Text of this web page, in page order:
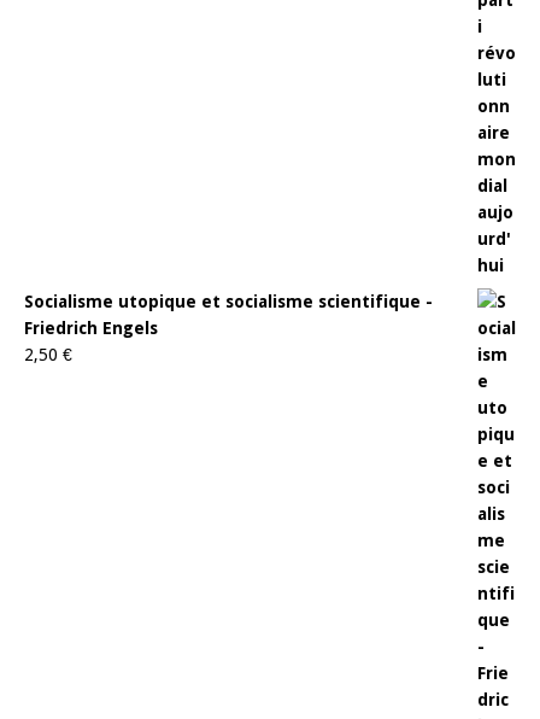
Socialisme utopique et socialisme scientifique -
Friedrich Engels
2,50 €